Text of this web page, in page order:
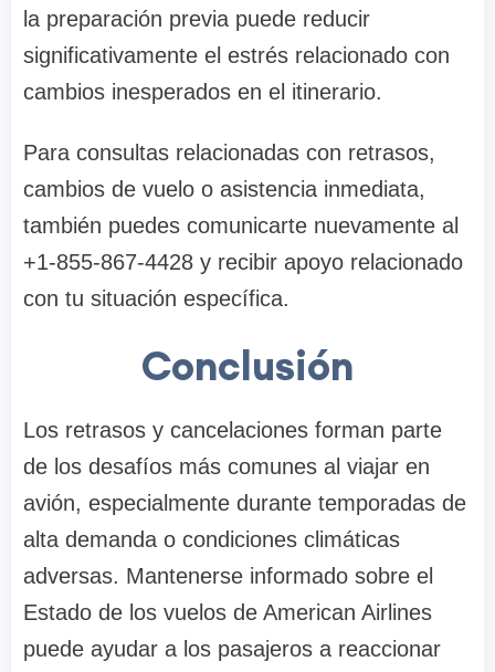
la preparación previa puede reducir
significativamente el estrés relacionado con
cambios inesperados en el itinerario.
Para consultas relacionadas con retrasos,
cambios de vuelo o asistencia inmediata,
también puedes comunicarte nuevamente al
+1-855-867-4428 y recibir apoyo relacionado
con tu situación específica.
Conclusión
Los retrasos y cancelaciones forman parte
de los desafíos más comunes al viajar en
avión, especialmente durante temporadas de
alta demanda o condiciones climáticas
adversas. Mantenerse informado sobre el
Estado de los vuelos de American Airlines
puede ayudar a los pasajeros a reaccionar